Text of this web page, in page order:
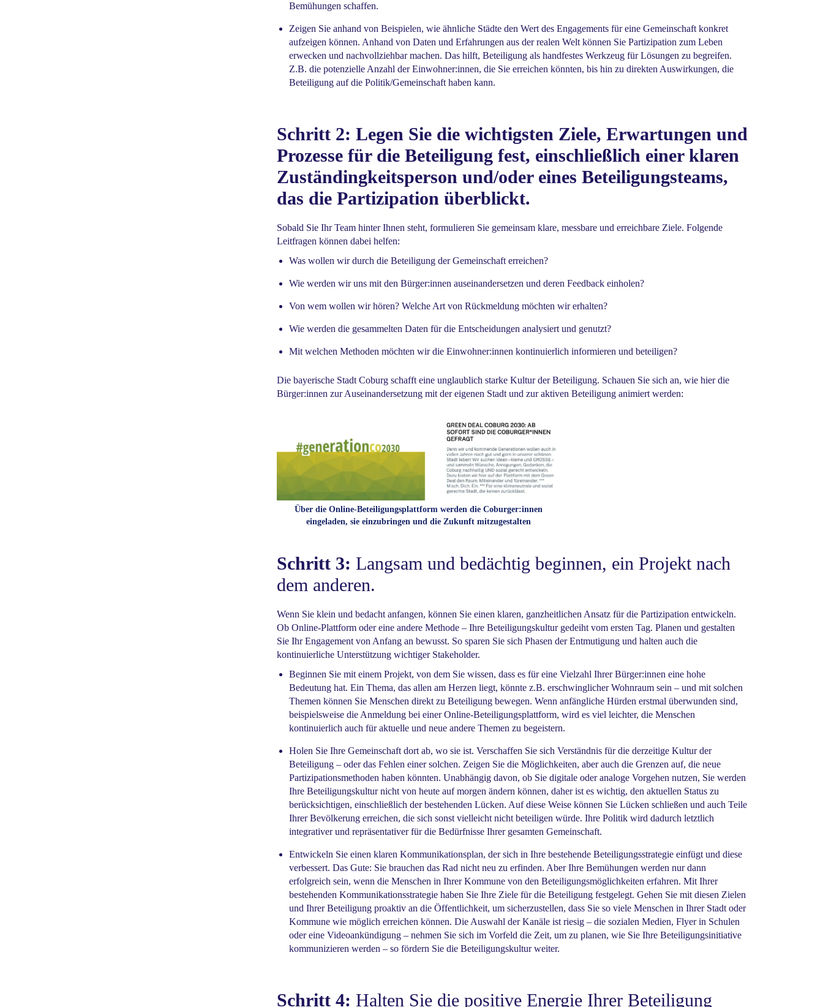
Bemühungen schaffen.
Zeigen Sie anhand von Beispielen, wie ähnliche Städte den Wert des Engagements für eine Gemeinschaft konkret
aufzeigen können. Anhand von Daten und Erfahrungen aus der realen Welt können Sie Partizipation zum Leben
erwecken und nachvollziehbar machen. Das hilft, Beteiligung als handfestes Werkzeug für Lösungen zu begreifen.
Z.B. die potenzielle Anzahl der Einwohner:innen, die Sie erreichen könnten, bis hin zu direkten Auswirkungen, die
Beteiligung auf die Politik/Gemeinschaft haben kann.
Schritt 2: Legen Sie die wichtigsten Ziele, Erwartungen und
Prozesse für die Beteiligung fest, einschließlich einer klaren
Zuständingkeitsperson und/oder eines Beteiligungsteams,
das die Partizipation überblickt.
Sobald Sie Ihr Team hinter Ihnen steht, formulieren Sie gemeinsam klare, messbare und erreichbare Ziele. Folgende
Leitfragen können dabei helfen:
Was wollen wir durch die Beteiligung der Gemeinschaft erreichen?
Wie werden wir uns mit den Bürger:innen auseinandersetzen und deren Feedback einholen?
Von wem wollen wir hören? Welche Art von Rückmeldung möchten wir erhalten?
Wie werden die gesammelten Daten für die Entscheidungen analysiert und genutzt?
Mit welchen Methoden möchten wir die Einwohner:innen kontinuierlich informieren und beteiligen?
Die bayerische Stadt Coburg schafft eine unglaublich starke Kultur der Beteiligung. Schauen Sie sich an, wie hier die
Bürger:innen zur Auseinandersetzung mit der eigenen Stadt und zur aktiven Beteiligung animiert werden:
Über die Online-Beteiligungsplattform werden die Coburger:innen
eingeladen, sie einzubringen und die Zukunft mitzugestalten
Schritt 3: Langsam und bedächtig beginnen, ein Projekt nach
dem anderen.
Wenn Sie klein und bedacht anfangen, können Sie einen klaren, ganzheitlichen Ansatz für die Partizipation entwickeln.
Ob Online-Plattform oder eine andere Methode – Ihre Beteiligungskultur gedeiht vom ersten Tag. Planen und gestalten
Sie Ihr Engagement von Anfang an bewusst. So sparen Sie sich Phasen der Entmutigung und halten auch die
kontinuierliche Unterstützung wichtiger Stakeholder.
Beginnen Sie mit einem Projekt, von dem Sie wissen, dass es für eine Vielzahl Ihrer Bürger:innen eine hohe
Bedeutung hat. Ein Thema, das allen am Herzen liegt, könnte z.B. erschwinglicher Wohnraum sein – und mit solchen
Themen können Sie Menschen direkt zu Beteiligung bewegen. Wenn anfängliche Hürden erstmal überwunden sind,
beispielsweise die Anmeldung bei einer Online-Beteiligungsplattform, wird es viel leichter, die Menschen
kontinuierlich auch für aktuelle und neue andere Themen zu begeistern.
Holen Sie Ihre Gemeinschaft dort ab, wo sie ist. Verschaffen Sie sich Verständnis für die derzeitige Kultur der
Beteiligung – oder das Fehlen einer solchen. Zeigen Sie die Möglichkeiten, aber auch die Grenzen auf, die neue
Partizipationsmethoden haben könnten. Unabhängig davon, ob Sie digitale oder analoge Vorgehen nutzen, Sie werden
Ihre Beteiligungskultur nicht von heute auf morgen ändern können, daher ist es wichtig, den aktuellen Status zu
berücksichtigen, einschließlich der bestehenden Lücken. Auf diese Weise können Sie Lücken schließen und auch Teile
Ihrer Bevölkerung erreichen, die sich sonst vielleicht nicht beteiligen würde. Ihre Politik wird dadurch letztlich
integrativer und repräsentativer für die Bedürfnisse Ihrer gesamten Gemeinschaft.
Entwickeln Sie einen klaren Kommunikationsplan, der sich in Ihre bestehende Beteiligungsstrategie einfügt und diese
verbessert. Das Gute: Sie brauchen das Rad nicht neu zu erfinden. Aber Ihre Bemühungen werden nur dann
erfolgreich sein, wenn die Menschen in Ihrer Kommune von den Beteiligungsmöglichkeiten erfahren. Mit Ihrer
bestehenden Kommunikationsstrategie haben Sie Ihre Ziele für die Beteiligung festgelegt. Gehen Sie mit diesen Zielen
und Ihrer Beteiligung proaktiv an die Öffentlichkeit, um sicherzustellen, dass Sie so viele Menschen in Ihrer Stadt oder
Kommune wie möglich erreichen können. Die Auswahl der Kanäle ist riesig – die sozialen Medien, Flyer in Schulen
oder eine Videoankündigung – nehmen Sie sich im Vorfeld die Zeit, um zu planen, wie Sie Ihre Beteiligungsinitiative
kommunizieren werden – so fördern Sie die Beteiligungskultur weiter.
Schritt 4: Halten Sie die positive Energie Ihrer Beteiligung